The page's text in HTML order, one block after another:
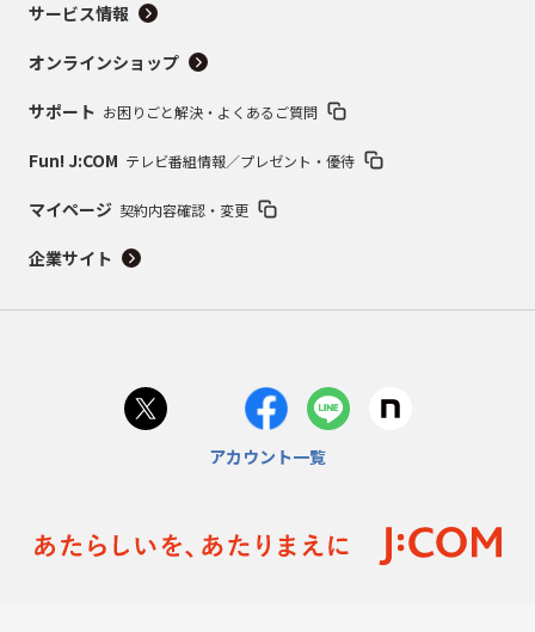
サービス情報
オンラインショップ
サポート お困りごと解決・よくあるご質問
Fun! J:COM テレビ番組情報／プレゼント・優待
マイページ 契約内容確認・変更
企業サイト
アカウント一覧